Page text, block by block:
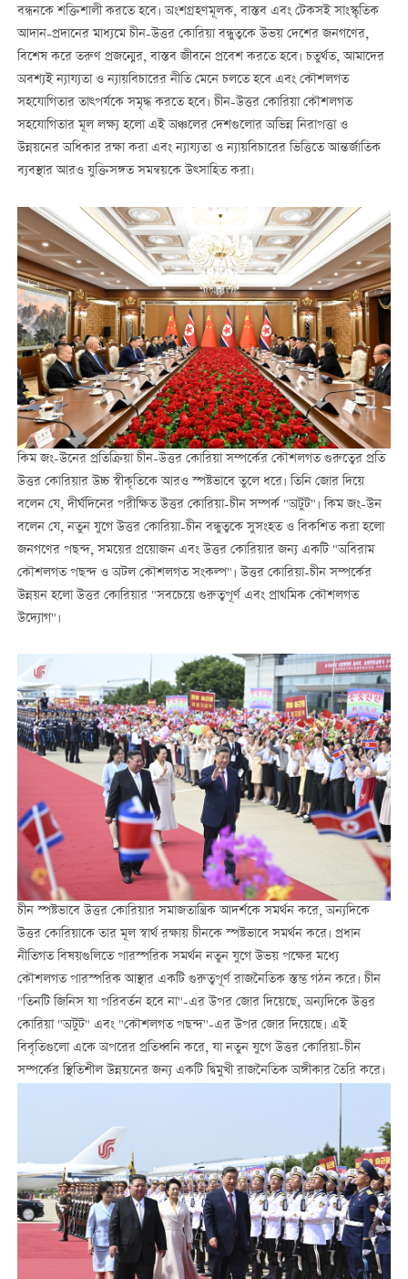
বন্ধনকে শক্তিশালী করতে হবে। অংশগ্রহণমূলক, বাস্তব এবং টেকসই সাংস্কৃতিক
আদান-প্রদানের মাধ্যমে চীন-উত্তর কোরিয়া বন্ধুত্বকে উভয় দেশের জনগণের,
বিশেষ করে তরুণ প্রজন্মের, বাস্তব জীবনে প্রবেশ করতে হবে। চতুর্থত, আমাদের
অবশ্যই ন্যায্যতা ও ন্যায়বিচারের নীতি মেনে চলতে হবে এবং কৌশলগত
সহযোগিতার তাত্পর্যকে সমৃদ্ধ করতে হবে। চীন-উত্তর কোরিয়া কৌশলগত
সহযোগিতার মূল লক্ষ্য হলো এই অঞ্চলের দেশগুলোর অভিন্ন নিরাপত্তা ও
উন্নয়নের অধিকার রক্ষা করা এবং ন্যায্যতা ও ন্যায়বিচারের ভিত্তিতে আন্তর্জাতিক
ব্যবস্থার আরও যুক্তিসঙ্গত সমন্বয়কে উত্সাহিত করা।
কিম জং-উনের প্রতিক্রিয়া চীন-উত্তর কোরিয়া সম্পর্কের কৌশলগত গুরুত্বের প্রতি
উত্তর কোরিয়ার উচ্চ স্বীকৃতিকে আরও স্পষ্টভাবে তুলে ধরে। তিনি জোর দিয়ে
বলেন যে, দীর্ঘদিনের পরীক্ষিত উত্তর কোরিয়া-চীন সম্পর্ক "অটুট"। কিম জং-উন
বলেন যে, নতুন যুগে উত্তর কোরিয়া-চীন বন্ধুত্বকে সুসংহত ও বিকশিত করা হলো
জনগণের পছন্দ, সময়ের প্রয়োজন এবং উত্তর কোরিয়ার জন্য একটি "অবিরাম
কৌশলগত পছন্দ ও অটল কৌশলগত সংকল্প"। উত্তর কোরিয়া-চীন সম্পর্কের
উন্নয়ন হলো উত্তর কোরিয়ার "সবচেয়ে গুরুত্বপূর্ণ এবং প্রাথমিক কৌশলগত
উদ্যোগ"।
চীন স্পষ্টভাবে উত্তর কোরিয়ার সমাজতান্ত্রিক আদর্শকে সমর্থন করে, অন্যদিকে
উত্তর কোরিয়াকে তার মূল স্বার্থ রক্ষায় চীনকে স্পষ্টভাবে সমর্থন করে। প্রধান
নীতিগত বিষয়গুলিতে পারস্পরিক সমর্থন নতুন যুগে উভয় পক্ষের মধ্যে
কৌশলগত পারস্পরিক আস্থার একটি গুরুত্বপূর্ণ রাজনৈতিক স্তম্ভ গঠন করে। চীন
"তিনটি জিনিস যা পরিবর্তন হবে না"-এর উপর জোর দিয়েছে, অন্যদিকে উত্তর
কোরিয়া "অটুট" এবং "কৌশলগত পছন্দ"-এর উপর জোর দিয়েছে। এই
বিবৃতিগুলো একে অপরের প্রতিধ্বনি করে, যা নতুন যুগে উত্তর কোরিয়া-চীন
সম্পর্কের স্থিতিশীল উন্নয়নের জন্য একটি দ্বিমুখী রাজনৈতিক অঙ্গীকার তৈরি করে।